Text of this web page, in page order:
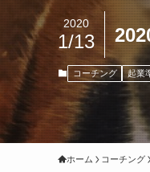
2020
1/13
コーチング 起業
ホーム コーチング